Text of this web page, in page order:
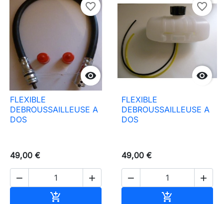

favorite_border
FLEXIBLE
DEBROUSSAILLEUSE A
DOS
49,00 €
 


favorite_border
FLEXIBLE
DEBROUSSAILLEUSE A
DOS
49,00 €
 
